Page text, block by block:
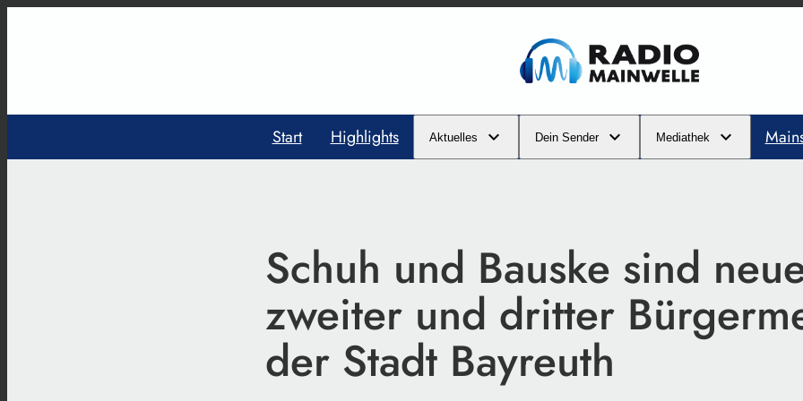
Start Highlights Aktuelles Dein Sender Mediathek
Schuh und Bauske sind
zweiter und dritter
der Stadt Bayreuth